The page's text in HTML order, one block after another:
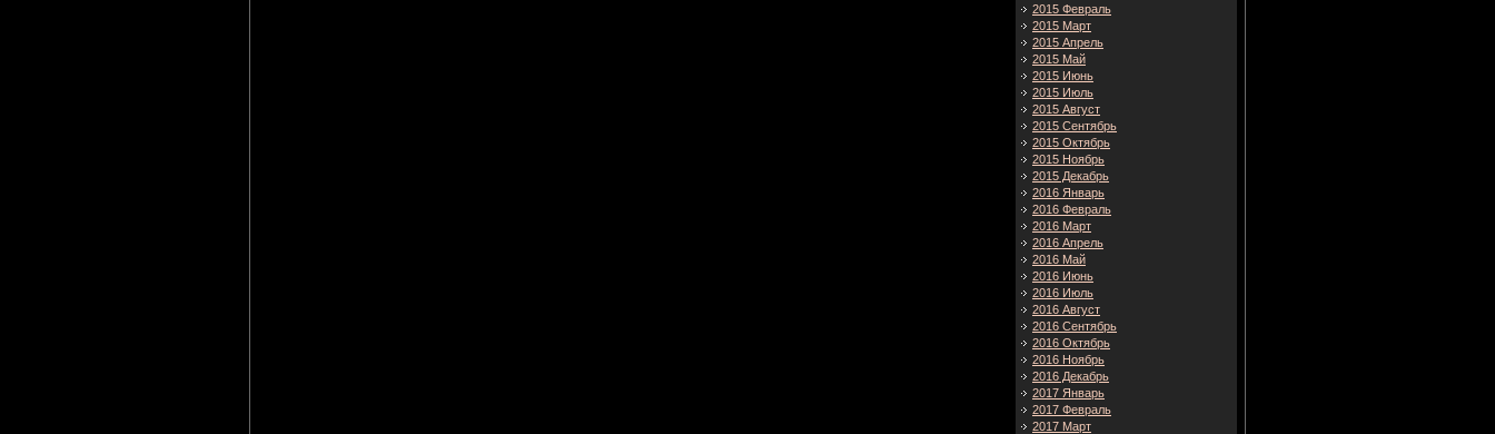
2015 Февраль
2015 Март
2015 Апрель
2015 Май
2015 Июнь
2015 Июль
2015 Август
2015 Сентябрь
2015 Октябрь
2015 Ноябрь
2015 Декабрь
2016 Январь
2016 Февраль
2016 Март
2016 Апрель
2016 Май
2016 Июнь
2016 Июль
2016 Август
2016 Сентябрь
2016 Октябрь
2016 Ноябрь
2016 Декабрь
2017 Январь
2017 Февраль
2017 Март